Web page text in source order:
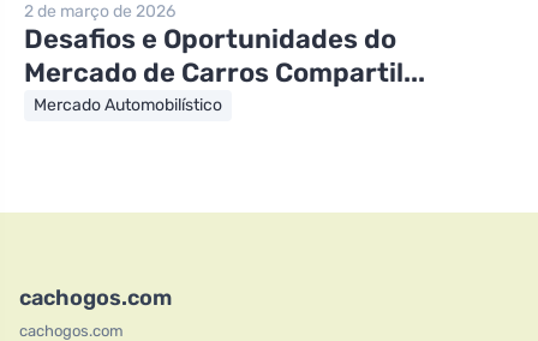
2 de março de 2026
Desafios e Oportunidades do
Mercado de Carros Compartil...
Mercado Automobilístico
cachogos.com
cachogos.com